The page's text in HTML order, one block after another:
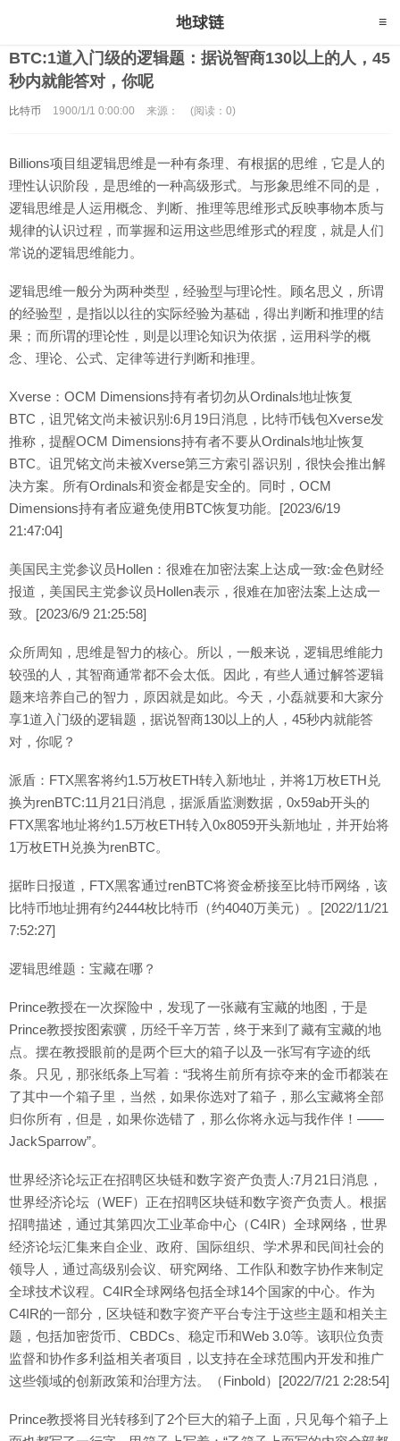
BTC:1道入门级的逻辑题：据说智商130以上的人，45
秒内就能答对，你呢
比特币 1900/1/1 0:00:00 来源： (阅读：0)
Billions项目组逻辑思维是一种有条理、有根据的思维，它是人的
理性认识阶段，是思维的一种高级形式。与形象思维不同的是，
逻辑思维是人运用概念、判断、推理等思维形式反映事物本质与
规律的认识过程，而掌握和运用这些思维形式的程度，就是人们
常说的逻辑思维能力。
逻辑思维一般分为两种类型，经验型与理论性。顾名思义，所谓
的经验型，是指以以往的实际经验为基础，得出判断和推理的结
果；而所谓的理论性，则是以理论知识为依据，运用科学的概
念、理论、公式、定律等进行判断和推理。
Xverse：OCM Dimensions持有者切勿从Ordinals地址恢复
BTC，诅咒铭文尚未被识别:6月19日消息，比特币钱包Xverse发
推称，提醒OCM Dimensions持有者不要从Ordinals地址恢复
BTC。诅咒铭文尚未被Xverse第三方索引器识别，很快会推出解
决方案。所有Ordinals和资金都是安全的。同时，OCM
Dimensions持有者应避免使用BTC恢复功能。[2023/6/19
21:47:04]
美国民主党参议员Hollen：很难在加密法案上达成一致:金色财经
报道，美国民主党参议员Hollen表示，很难在加密法案上达成一
致。[2023/6/9 21:25:58]
众所周知，思维是智力的核心。所以，一般来说，逻辑思维能力
较强的人，其智商通常都不会太低。因此，有些人通过解答逻辑
题来培养自己的智力，原因就是如此。今天，小磊就要和大家分
享1道入门级的逻辑题，据说智商130以上的人，45秒内就能答
对，你呢？
派盾：FTX黑客将约1.5万枚ETH转入新地址，并将1万枚ETH兑
换为renBTC:11月21日消息，据派盾监测数据，0x59ab开头的
FTX黑客地址将约1.5万枚ETH转入0x8059开头新地址，并开始将
1万枚ETH兑换为renBTC。
据昨日报道，FTX黑客通过renBTC将资金桥接至比特币网络，该
比特币地址拥有约2444枚比特币（约4040万美元）。[2022/11/21
7:52:27]
逻辑思维题：宝藏在哪？
Prince教授在一次探险中，发现了一张藏有宝藏的地图，于是
Prince教授按图索骥，历经千辛万苦，终于来到了藏有宝藏的地
点。摆在教授眼前的是两个巨大的箱子以及一张写有字迹的纸
条。只见，那张纸条上写着：“我将生前所有掠夺来的金币都装在
了其中一个箱子里，当然，如果你选对了箱子，那么宝藏将全部
归你所有，但是，如果你选错了，那么你将永远与我作伴！——
JackSparrow”。
世界经济论坛正在招聘区块链和数字资产负责人:7月21日消息，
世界经济论坛（WEF）正在招聘区块链和数字资产负责人。根据
招聘描述，通过其第四次工业革命中心（C4IR）全球网络，世界
经济论坛汇集来自企业、政府、国际组织、学术界和民间社会的
领导人，通过高级别会议、研究网络、工作队和数字协作来制定
全球技术议程。C4IR全球网络包括全球14个国家的中心。作为
C4IR的一部分，区块链和数字资产平台专注于这些主题和相关主
题，包括加密货币、CBDCs、稳定币和Web 3.0等。该职位负责
监督和协作多利益相关者项目，以支持在全球范围内开发和推广
这些领域的创新政策和治理方法。（Finbold）[2022/7/21 2:28:54]
Prince教授将目光转移到了2个巨大的箱子上面，只见每个箱子上